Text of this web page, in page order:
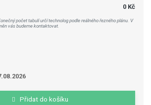
0 Kč
počet tabulí určí technolog podle reálného řezného plánu. V
vás budeme kontaktovat.
Přidat do košíku